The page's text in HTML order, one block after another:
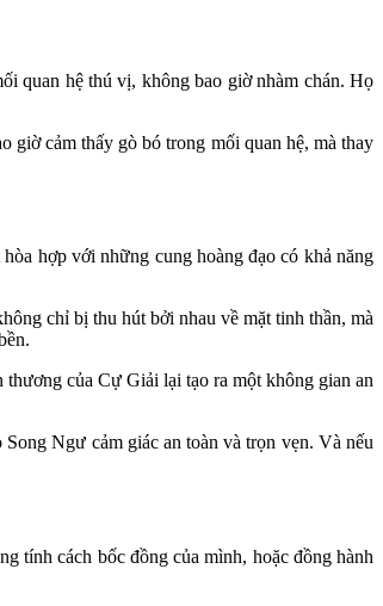
quan hệ thú vị, không bao giờ nhàm chán. Họ
cảm thấy gò bó trong mối quan hệ, mà thay
hợp với những cung hoàng đạo có khả năng
chỉ bị thu hút bởi nhau về mặt tinh thần, mà
của Cự Giải lại tạo ra một không gian an
Ngư cảm giác an toàn và trọn vẹn. Và nếu
tính cách bốc đồng của mình, hoặc đồng hành